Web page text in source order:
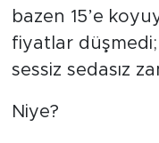
bazen 15’e
fiyatlar düşmedi;
sessiz sedasız
Niye?